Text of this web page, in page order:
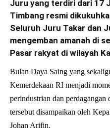
Juru yang terdiri dari 17
Timbang resmi
Seluruh Juru Takar dan
mengemban amanah di
Pasar rakyat di wilayah
Bulan Daya Saing yang
Kemerdekaan RI menjadi
perindustrian dan
tersebut disampaikan oleh
Johan Arifin.